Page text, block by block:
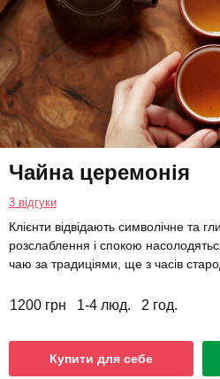
Чайна церемонія
3 відгуки
Клієнти відвідають символічне та
розслаблення і спокою
чаю за традиціями, ще з часів
1200 грн 1-4 люд. 2 год.
Купити для себе